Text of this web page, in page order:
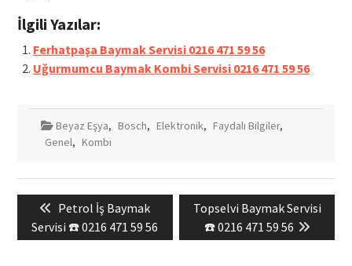
İlgili Yazılar:
Ferhatpaşa Baymak Servisi 0216 471 59 56
Uğurmumcu Baymak Kombi Servisi 0216 471 59 56
Beyaz Eşya, Bosch, Elektronik, Faydalı Bilgiler,
Genel, Kombi
Yazı
gezinmesi
Previous
post:
Petrol İş Baymak
Servisi ☎️ 0216 471 59 56
Next
post:
Topselvi Baymak Servisi
☎️ 0216 471 59 56